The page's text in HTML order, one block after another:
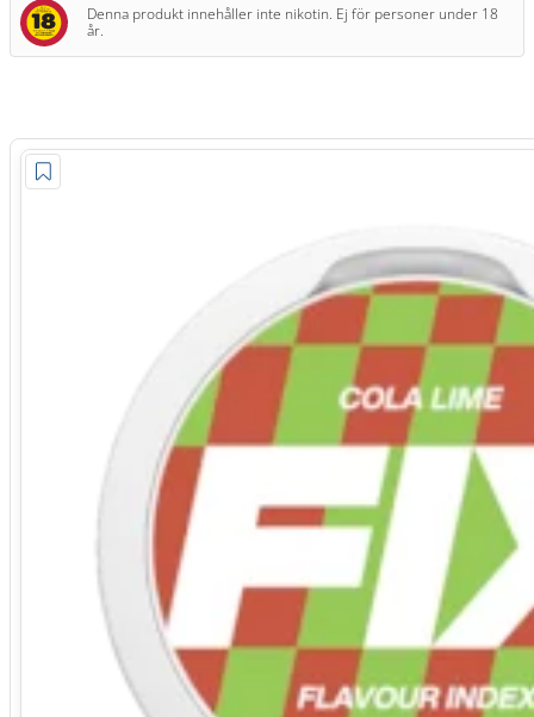
Denna produkt innehåller inte nikotin. Ej för personer under 18
år.